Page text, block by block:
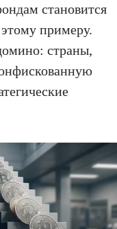
становится
примеру.
страны,